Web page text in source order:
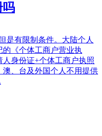
吗
是有限制条件。大陆个人
的《个体工商户营业执
身份证+个体工商户执照
、台及外国个人不用提供